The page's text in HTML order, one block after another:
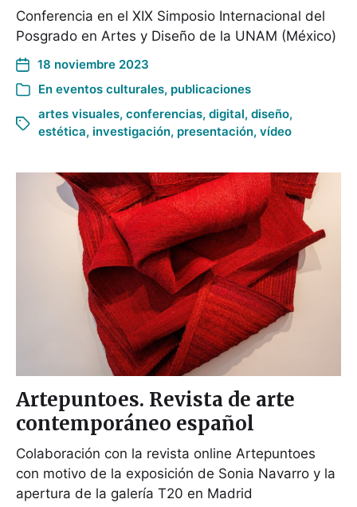
Conferencia en el XIX Simposio Internacional del
Posgrado en Artes y Diseño de la UNAM (México)
18 noviembre 2023
En eventos culturales, publicaciones
artes visuales, conferencias, digital, diseño,
estética, investigación, presentación, vídeo
Artepuntoes. Revista de arte
contemporáneo español
Colaboración con la revista online Artepuntoes
con motivo de la exposición de Sonia Navarro y la
apertura de la galería T20 en Madrid